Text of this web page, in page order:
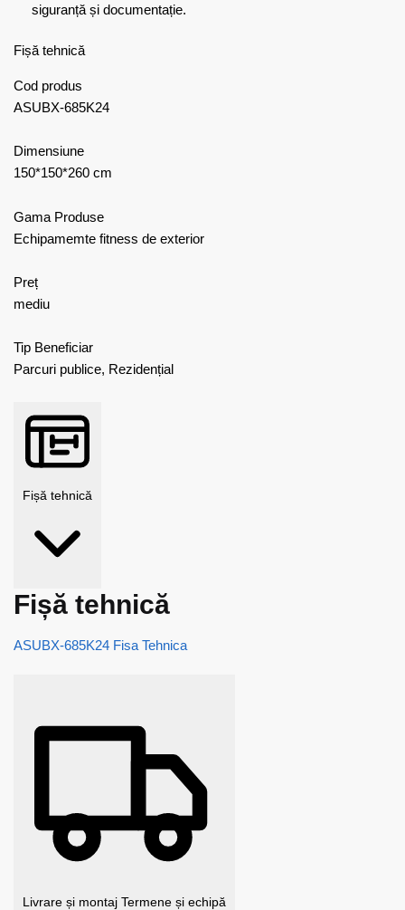
siguranță și documentație.
Fișă tehnică
Cod produs
ASUBX-685K24
Dimensiune
150*150*260 cm
Gama Produse
Echipamemte fitness de exterior
Preț
mediu
Tip Beneficiar
Parcuri publice, Rezidențial
Fișă tehnică
Fișă tehnică
ASUBX-685K24 Fisa Tehnica
Livrare și montaj Termene și echipă